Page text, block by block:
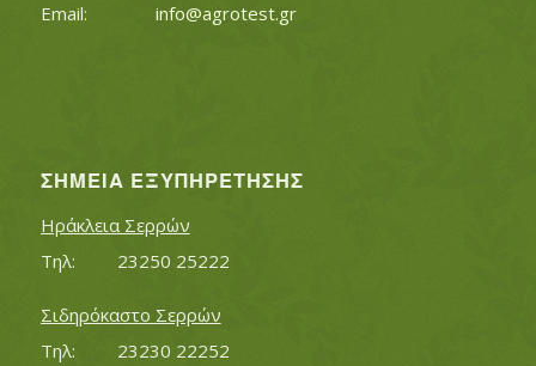
info@agrotest.gr
ΣΗΜΕΊΑ ΕΞΥΠΗΡΈΤΗΣΗΣ
Ηράκλεια Σερρών
Τηλ:		23250 25222
Σιδηρόκαστο Σερρών
Τηλ:		23230 22252